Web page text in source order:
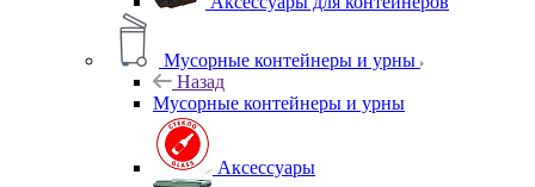
Мусорные контейнеры и урны
Назад
Мусорные контейнеры и урны
Аксессуары